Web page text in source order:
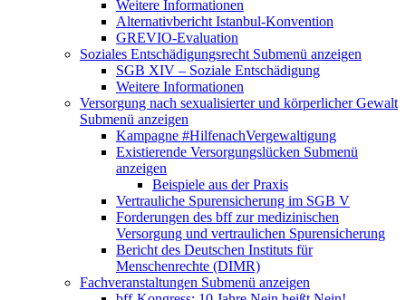
Weitere Informationen
Alternativbericht Istanbul-Konvention
GREVIO-Evaluation
Soziales Entschädigungsrecht Submenü anzeigen
SGB XIV – Soziale Entschädigung
Weitere Informationen
Versorgung nach sexualisierter und körperlicher Gewalt
Submenü anzeigen
Kampagne #HilfenachVergewaltigung
Existierende Versorgungslücken Submenü
anzeigen
Beispiele aus der Praxis
Vertrauliche Spurensicherung im SGB V
Forderungen des bff zur medizinischen
Versorgung und vertraulichen Spurensicherung
Bericht des Deutschen Instituts für
Menschenrechte (DIMR)
Fachveranstaltungen Submenü anzeigen